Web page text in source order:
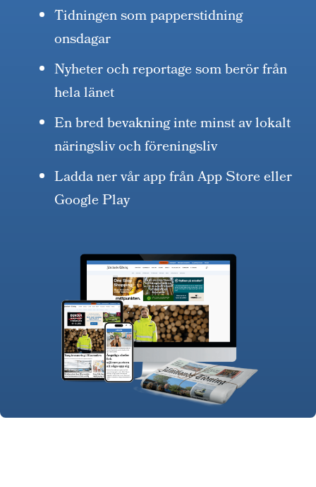
Tidningen som papperstidning
onsdagar
Nyheter och reportage som berör från
hela länet
En bred bevakning inte minst av lokalt
näringsliv och föreningsliv
Ladda ner vår app från App Store eller
Google Play